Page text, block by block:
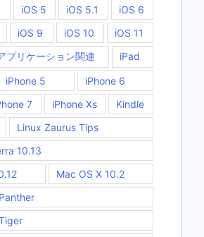
iOS 5 iOS 5.1
iOS 6
iOS 9 iOS 10
iOS 11
プリケーション関連 iPad
iPhone 5
iPhone 6
7 iPhone Xs
Kindle
Linux Zaurus Tips
10.13
Mac OS X 10.2